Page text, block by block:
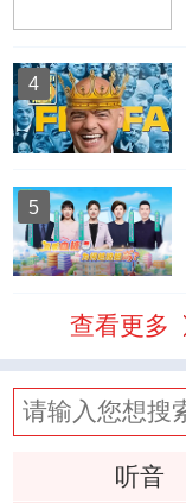
4
5
查看更多
听音